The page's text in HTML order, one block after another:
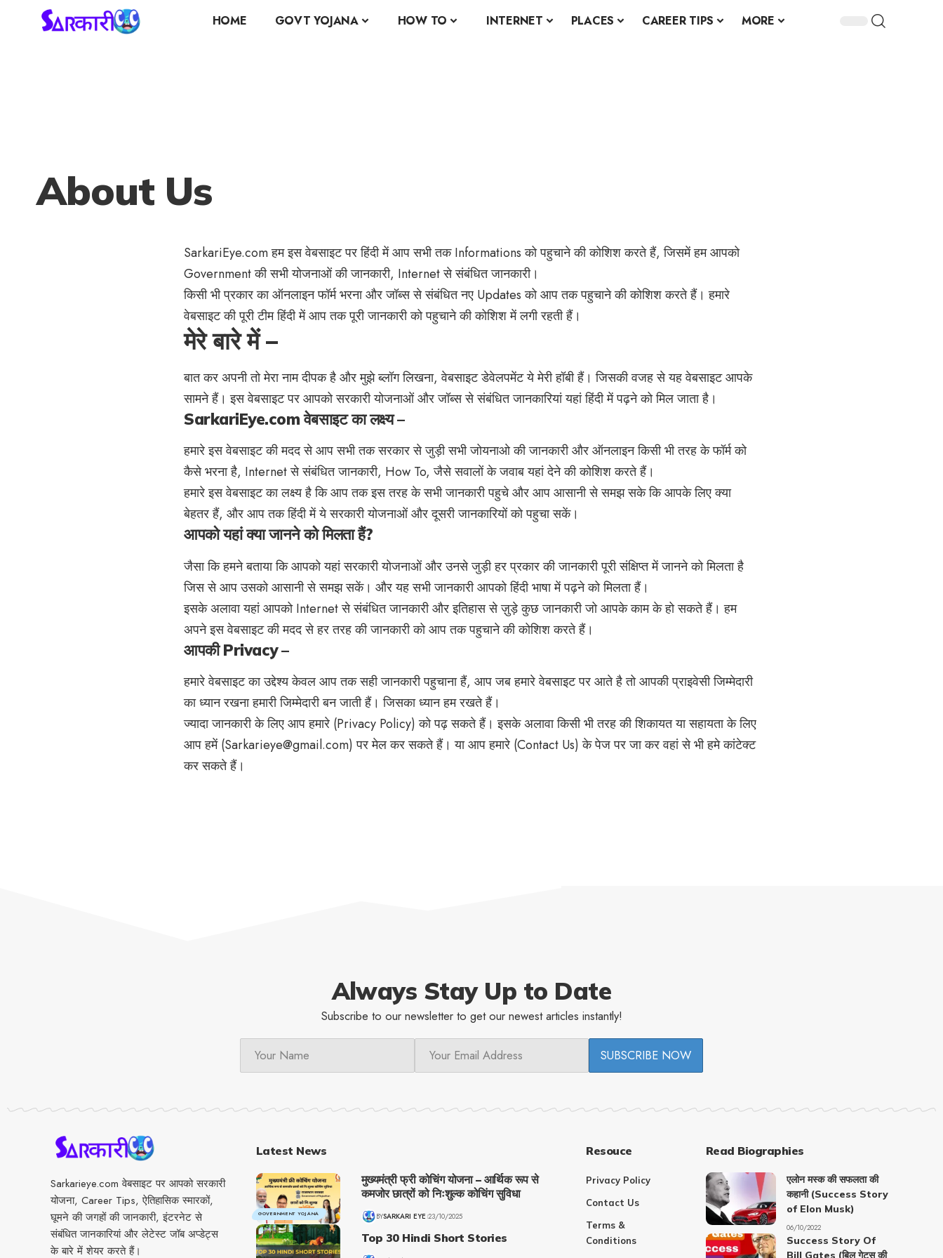
HOME GOVT YOJANA HOW TO INTERNET PLACES CAREER TIPS MORE
About Us
SarkariEye.comहम इस वेबसाइट पर हिंदी में आप सभी तक Informations को पहुचाने की कोशिश करते हैं, जिसमें हम आपको
Government की सभी योजनाओं की जानकारी, Internet से संबंधित जानकारी।
किसी भी प्रकार का ऑनलाइन फॉर्म भरना और जॉब्स से संबंधित नए Updates को आप तक पहुचाने की कोशिश करते हैं। हमारे
वेबसाइट की पूरी टीम हिंदी में आप तक पूरी जानकारी को पहुचाने की कोशिश में लगी रहती हैं।
मेरे बारे में –
बात कर अपनी तो मेरा नाम दीपक है और मुझे ब्लॉग लिखना, वेबसाइट डेवेलपमेंट ये मेरी हॉबी हैं। जिसकी वजह से यह वेबसाइट आपके
सामने हैं। इस वेबसाइट पर आपको सरकारी योजनाओं और जॉब्स से संबंधित जानकारियां यहां हिंदी में पढ़ने को मिल जाता है।
SarkariEye.com वेबसाइट का लक्ष्य –
हमारे इस वेबसाइट की मदद से आप सभी तक सरकार से जुड़ी सभी जोयनाओ की जानकारी और ऑनलाइन किसी भी तरह के फॉर्म को
कैसे भरना है, Internet से संबंधित जानकारी, How To, जैसे सवालों के जवाब यहां देने की कोशिश करते हैं।
हमारे इस वेबसाइट का लक्ष्य है कि आप तक इस तरह के सभी जानकारी पहुचे और आप आसानी से समझ सके कि आपके लिए क्या
बेहतर हैं, और आप तक हिंदी में ये सरकारी योजनाओं और दूसरी जानकारियों को पहुचा सकें।
आपको यहां क्या जानने को मिलता हैं?
जैसा कि हमने बताया कि आपको यहां सरकारी योजनाओं और उनसे जुड़ी हर प्रकार की जानकारी पूरी संक्षिप्त में जानने को मिलता है
जिस से आप उसको आसानी से समझ सकें। और यह सभी जानकारी आपको हिंदी भाषा में पढ़ने को मिलता हैं।
इसके अलावा यहां आपको Internet से संबंधित जानकारी और इतिहास से ज़ुड़े कुछ जानकारी जो आपके काम के हो सकते हैं। हम
अपने इस वेबसाइट की मदद से हर तरह की जानकारी को आप तक पहुचाने की कोशिश करते हैं।
आपकी Privacy –
हमारे वेबसाइट का उद्देश्य केवल आप तक सही जानकारी पहुचाना हैं, आप जब हमारे वेबसाइट पर आते है तो आपकी प्राइवेसी जिम्मेदारी
का ध्यान रखना हमारी जिम्मेदारी बन जाती हैं। जिसका ध्यान हम रखते हैं।
ज्यादा जानकारी के लिए आप हमारे (Privacy Policy) को पढ़ सकते हैं। इसके अलावा किसी भी तरह की शिकायत या सहायता के लिए
आप हमें (Sarkarieye@gmail.com) पर मेल कर सकते हैं। या आप हमारे (Contact Us) के पेज पर जा कर वहां से भी हमे कांटेक्ट
कर सकते हैं।
Always Stay Up to Date
Subscribe to our newsletter to get our newest articles instantly!
Sarkarieye.com वेबसाइट पर आपको सरकारी
योजना, Career Tips, ऐतिहासिक स्मारकों,
घूमने की जगहों की जानकारी, इंटरनेट से
संबंधित जानकारियां और लेटेस्ट जॉब अप्डेट्स
के बारे में शेयर करते हैं।
Latest News
GOVERNMENT YOJANA
मुख्यमंत्री फ्री कोचिंग योजना – आर्थिक रूप से
कमजोर छात्रों को निःशुल्क कोचिंग सुविधा
BYSARKARI EYE 23/10/2025
Top 30 Hindi Short Stories
Resouce
Privacy Policy
Contact Us
Terms &
Conditions
Read Biographies
एलोन मस्क की सफलता की
कहानी (Success Story
of Elon Musk)
06/10/2022
Success Story Of
Bill Gates (बिल गेट्स की